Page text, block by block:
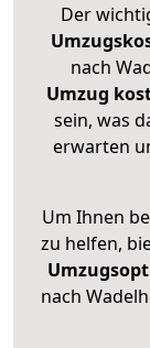
Der
nach
Umzug
sein, was
erwarten
Um Ihnen
zu helfen,
nach